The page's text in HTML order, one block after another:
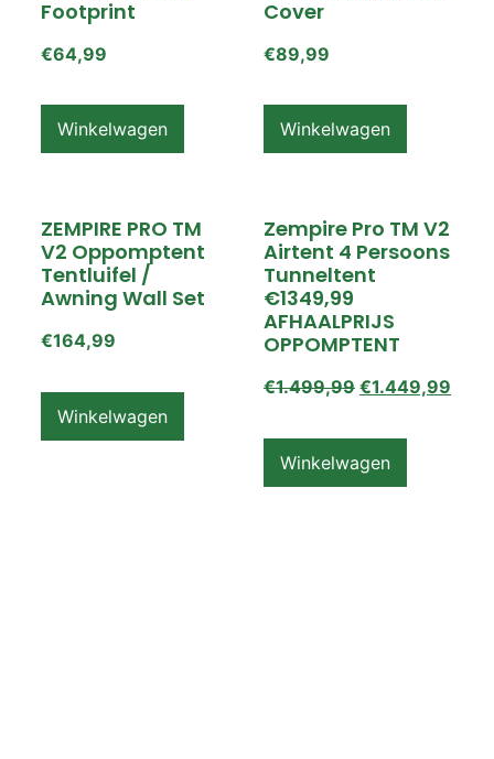
Footprint
€64,99
Winkelwagen
Cover
€89,99
Winkelwagen
ZEMPIRE PRO TM
V2 Oppomptent
Tentluifel /
Awning Wall Set
€164,99
Winkelwagen
Zempire Pro TM V2
Airtent 4 Persoons
Tunneltent
€1349,99
AFHAALPRIJS
OPPOMPTENT
€1.499,99 €1.449,99
Winkelwagen